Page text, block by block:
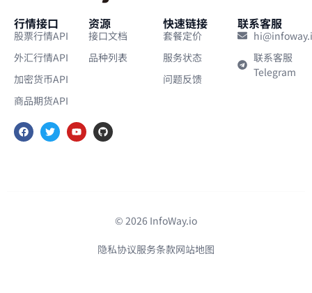
行情接口
股票行情API
外汇行情API
加密货币API
商品期货API
资源
接口文档
品种列表
快速链接
套餐定价
服务状态
问题反馈
联系客服
联系客服
Telegram
© 2026 InfoWay.io
隐私协议服务条款网站地图